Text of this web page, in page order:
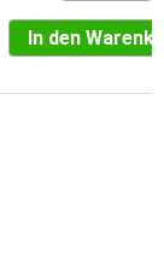
In den